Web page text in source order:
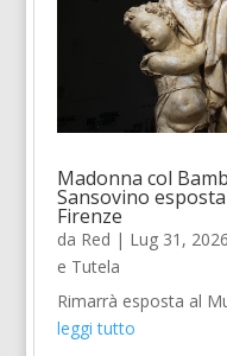
Madonna col
Sansovino
Firenze
da Red | Lug 31, 2026
e Tutela
Rimarrà esposta al
leggi tutto